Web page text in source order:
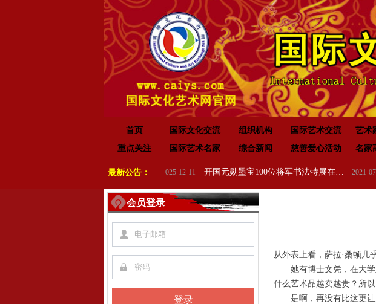
首页 国际文化交流 组织机构 国际艺术交流 艺术
重点关注
国际艺术名家 综合新闻 慈善爱心活动 名家
最新公告：2025-12-11
“传承红色基因•赓续红色血脉” 纪念中国人民抗日战争暨世界反法西斯战争胜利 80 周年 2021-07-31
开国元勋墨宝100位将军书法特展在高唐举办
从外表上看，萨拉·桑顿几
她有博士文凭，在大学
什么艺术品越卖越贵？所
是啊，再没有比这更让
会员登录
넙
끕
登录